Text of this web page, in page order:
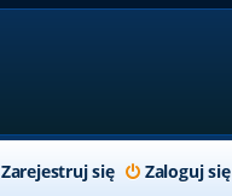
Zaloguj się
Zarejestruj się